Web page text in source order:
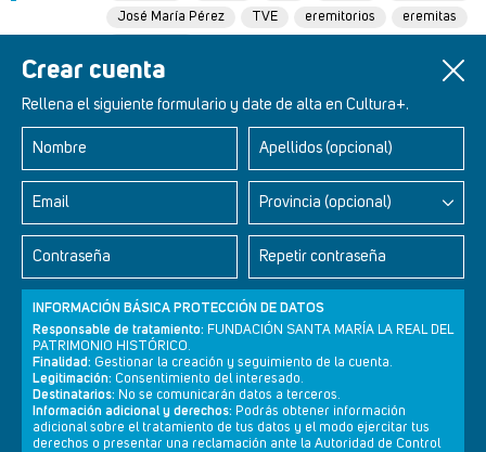
Crear cuenta
Rellena el siguiente formulario y date de alta en Cultura+.
Nombre Apellidos (opcional)
Email Provincia (opcional)
Contraseña Repetir contraseña
INFORMACIÓN BÁSICA PROTECCIÓN DE DATOS
Responsable de tratamiento: FUNDACIÓN SANTA MARÍA LA REAL DEL
PATRIMONIO HISTÓRICO.
Finalidad: Gestionar la creación y seguimiento de la cuenta.
Legitimación: Consentimiento del interesado.
Destinatarios: No se comunicarán datos a terceros.
Información adicional y derechos: Podrás obtener información
adicional sobre el tratamiento de tus datos y el modo ejercitar tus
derechos o presentar una reclamación ante la Autoridad de Control
José María Pérez
TVE eremitorios
eremitas
Retablos Renacentistas Este de León